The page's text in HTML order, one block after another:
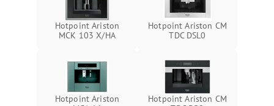
Hotpoint Ariston
MCK 103 X/HA
Hotpoint Ariston CM
TDC DSL0
Hotpoint Ariston
Hotpoint Ariston CM